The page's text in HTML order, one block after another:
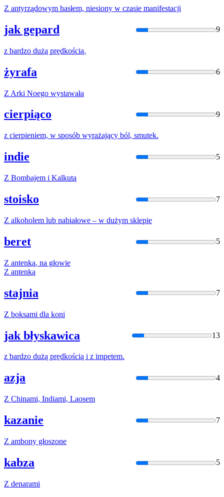
Z antyrządowym hasłem, niesiony w czasie manifestacji
jak gepard 9
z bardzo dużą prędkością.
żyrafa 6
Z Arki Noego wystawała
cierpiąco 9
z cierpieniem, w sposób wyrażający ból, smutek.
indie 5
Z Bombajem i Kalkutą
stoisko 7
Z alkoholem lub nabiałowe – w dużym sklepie
beret 5
Z antenką, na głowie
Z antenką
stajnia 7
Z boksami dla koni
jak błyskawica 13
z bardzo dużą prędkością i z impetem.
azja 4
Z Chinami, Indiami, Laosem
kazanie 7
Z ambony głoszone
kabza 5
Z denarami